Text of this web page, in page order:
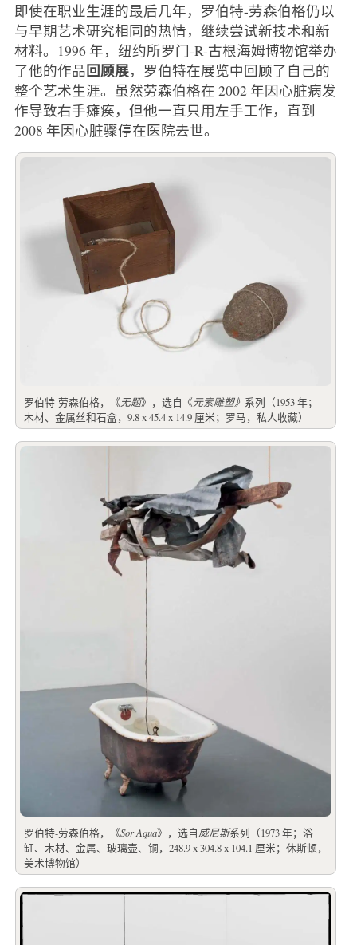
即使在职业生涯的最后几年，罗伯特-劳森伯格仍以
与早期艺术研究相同的热情，继续尝试新技术和新
材料。1996 年，纽约所罗门-R-古根海姆博物馆举办
了他的作品回顾展，罗伯特在展览中回顾了自己的
整个艺术生涯。虽然劳森伯格在 2002 年因心脏病发
作导致右手瘫痪，但他一直只用左手工作，直到
2008 年因心脏骤停在医院去世。
罗伯特-劳森伯格，《无题》，选自《元素雕塑》 系列（1953 年；
木材、金属丝和石盒，9.8 x 45.4 x 14.9 厘米；罗马，私人收藏）
罗伯特-劳森伯格，《Sor Aqua》，选自威尼斯系列（1973 年；浴
缸、木材、金属、玻璃壶、铜，248.9 x 304.8 x 104.1 厘米；休斯顿，
美术博物馆）